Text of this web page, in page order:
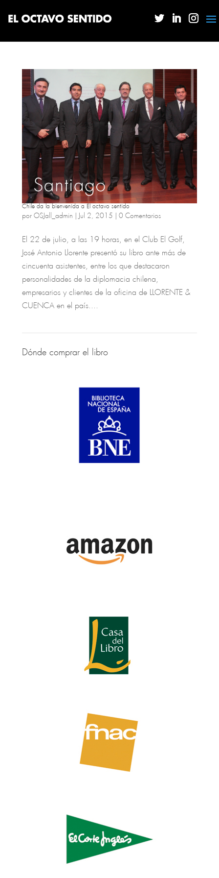
Chile da la bienvenida a El octavo sentido
por OSJall_admin | Jul 2, 2015 | 0 Comentarios
El 22 de julio, a las 19 horas, en el Club El Golf,
José Antonio Llorente presentó su libro ante más de
cincuenta asistentes, entre los que destacaron
personalidades de la diplomacia chilena,
empresarios y clientes de la oficina de LLORENTE &
CUENCA en el país....
Dónde comprar el libro